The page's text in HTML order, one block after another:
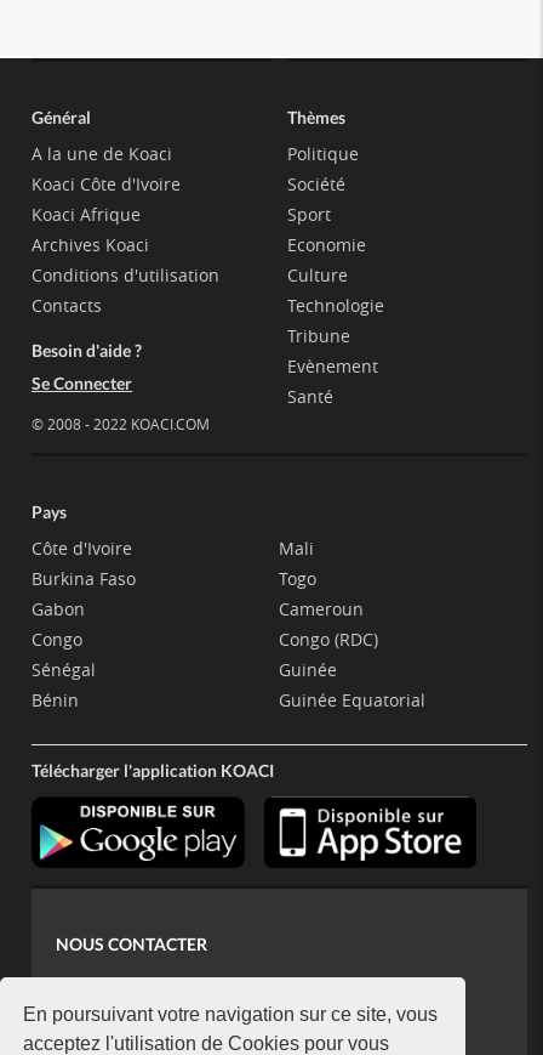
En poursuivant votre navigation sur ce site, vous
acceptez l'utilisation de Cookies pour vous
Général
A la une de Koaci
Koaci Côte d'Ivoire
Koaci Afrique
Archives Koaci
Conditions d'utilisation
Contacts
Besoin d'aide ?
Se Connecter
© 2008 - 2022 KOACI.COM
Thèmes
Politique
Société
Sport
Economie
Culture
Technologie
Tribune
Evènement
Santé
Pays
Côte d'Ivoire
Burkina Faso
Gabon
Congo
Sénégal
Bénin
Mali
Togo
Cameroun
Congo (RDC)
Guinée
Guinée Equatorial
Télécharger l'application KOACI
NOUS CONTACTER
koaci@yahoo.fr